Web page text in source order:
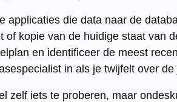
applicaties die data naar de
of kopie van de huidige staat van
en identificeer de meest
in als je twijfelt over
zelf iets te proberen, maar